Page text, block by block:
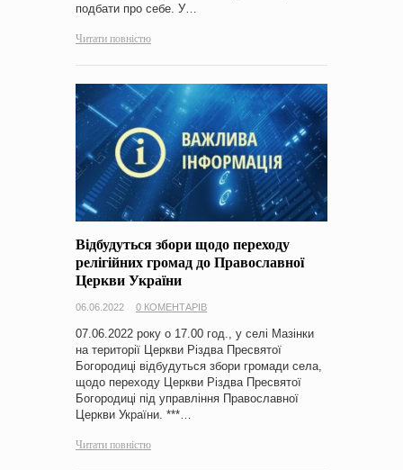
подбати про себе. У…
Читати повністю
Відбудуться збори щодо переходу
релігійних громад до Православної
Церкви України
06.06.2022 0 КОМЕНТАРІВ
07.06.2022 року о 17.00 год., у селі Мазінки
на території Церкви Різдва Пресвятої
Богородиці відбудуться збори громади села,
щодо переходу Церкви Різдва Пресвятої
Богородиці під управління Православної
Церкви України. ***…
Читати повністю